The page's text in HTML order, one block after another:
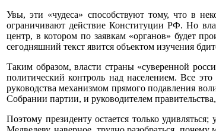
Увы, эти «чудеса» способствуют тому, что в
ограничивают действие Конституции РФ. Но
центр, в котором по заявкам «органов» будет
сегодняшний текст явится объектом изучения
Таким образом, власти страны «суверенной
политический контроль над населением. Все
руководства механизмом прямого подавления
Собрании партии, и руководителем
Поэтому президенту остается только